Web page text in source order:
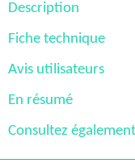
Description
Fiche technique
Avis utilisateurs
En résumé
Consultez également